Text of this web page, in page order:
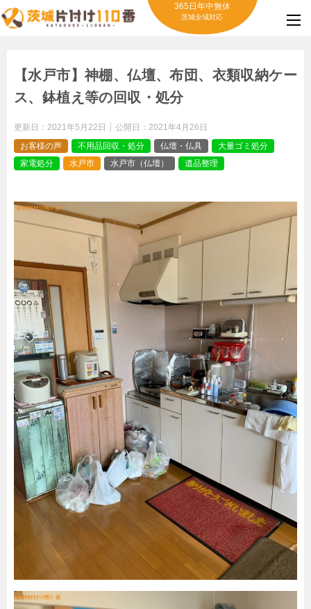
365日年中無休
茨城全域対応
【水戸市】神棚、仏壇、布団、衣類収納ケー
ス、鉢植え等の回収・処分
更新日： 2021年5月22日 公開日： 2021年4月26日
お客様の声
不用品回収・処分 仏壇・仏具
大量ゴミ処分
家電処分
水戸市 水戸市（仏壇） 遺品整理